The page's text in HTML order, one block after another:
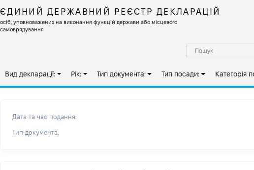
ЄДИНИЙ ДЕРЖАВНИЙ РЕЄСТР ДЕКЛАРАЦІЙ
осіб, уповноважених на виконання функцій держави або місцевого
самоврядування
Вид декларації: Рік: Тип документа: Тип посади: Категорія
Дата та час подання:
Тип документа: